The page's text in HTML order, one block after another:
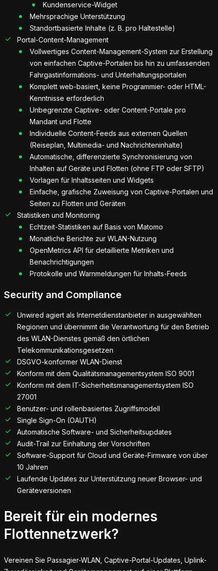
Kundenservice-Widget
Mehrsprachige Unterstützung
Standortbasierte Inhalte (z. B. pro Haltestelle)
Portal-Content-Management
Vollwertiges Content-Management-System zur Erstellung
von einfachen Captive-Portalen bis hin zu umfassenden
Fahrgastinformations- und Unterhaltungsportalen
Komplett web-basiert, keine Programmier- oder HTML-
Kenntnisse erforderlich
Unbegrenzte Captive- oder Content-Portale pro
Mandant und Flotte
Individuelle Content-Feeds aus externen Quellen
(Reiseplan, Multimedia- und Nachrichteninhalte)
Automatische, differenzierte Synchronisierung von
Inhalten auf Geräte und Flotten (ohne FTP oder SFTP)
Vorlagen für Inhaltsseiten und Widgets
Einfache, grafische Zuweisung von Captive-Portalen und
Seiten zu Flotten und Geräten
Statistiken und Monitoring
Echtzeit-Statistiken auf Basis von Matomo
Monatliche Berichte zur WLAN-Nutzung
OpenMetrics API für detaillierte Metriken und
Benachrichtigungen
Protokolle und Warnmeldungen für Inhalts-Feeds
Security and Compliance
Unwired agiert als Internetdienstanbieter in ausgewählten
Regionen und übernimmt die Verantwortung für den Betrieb
des WLAN-Dienstes gemäß den örtlichen
Telekommunikationsgesetzen
DSGVO-konformer WLAN-Dienst
Konform mit dem Qualitätsmanagementsystem ISO 9001
Konform mit dem IT-Sicherheitsmanagementsystem ISO
27001
Benutzer- und rollenbasiertes Zugriffsmodell
Single Sign-On (OAUTH)
Automatische Software- und Sicherheitsupdates
Audit-Trail zur Einhaltung der Vorschriften
Software-Support für Cloud und Geräte-Firmware von über
10 Jahren
Laufende Updates zur Unterstützung neuer Browser- und
Geräteversionen
Bereit für ein modernes
Flottennetzwerk?
Vereinen Sie Passagier-WLAN, Captive-Portal-Updates, Uplink-